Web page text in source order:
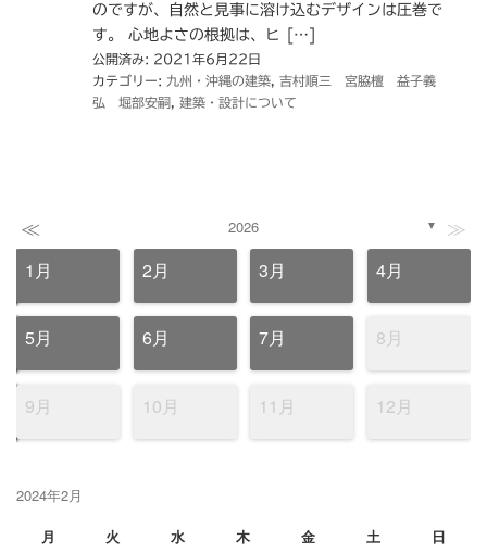
のですが、自然と見事に溶け込むデザインは圧巻で
す。 心地よさの根拠は、ヒ […]
公開済み: 2021年6月22日
カテゴリー: 九州・沖縄の建築
吉村順三 宮脇檀 益子義
弘 堀部安嗣
建築・設計について
≪ 2026 ▼ ≫
1月 2月 3月 4月
5月 6月 7月 8月
9月 10月 11月 12月
2024年2月
月
火 水 木 金 土 日